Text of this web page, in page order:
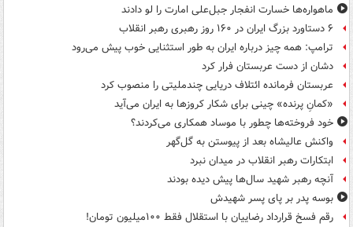
ماهواره‌ها خسارت انفجار جبل‌علی امارت را لو دادند
۶ دستاورد بزرگ ایران در ۱۶۰ روز رهبری رهبر انقلاب
ترامپ: همه چیز درباره ایران به طور استثنایی خوب پیش می‌رود
دشان از دست عربستان فرار کرد
عربستان فرمانده ائتلاف دریایی چندملیتی را منصوب کرد
«کمانِ پرنده» چینی برای شکار کروزها به ایران می‌آید
خود فروخته‌ها چطور با موساد همکاری می‌کردند؟
واکنش عالیشاه بعد از پیوستن به گل‌گهر
ابتکارات رهبر انقلاب در میدان نبرد
آنچه رهبر شهید سال‌ها پیش دیده بودند
بوسه‌ پدر بر پای پسر شهیدش
رقم فسخ قرارداد رضاییان با استقلال فقط ۱۰۰میلیون تومان!